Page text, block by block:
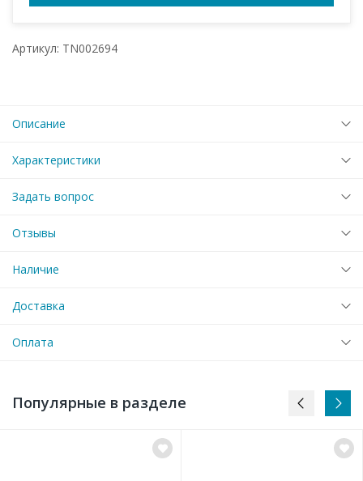
Артикул: TN002694
Описание
Характеристики
Задать вопрос
Отзывы
Наличие
Доставка
Оплата
Популярные в разделе